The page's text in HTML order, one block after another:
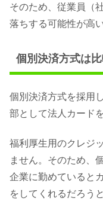
そのため、従業員（
落ちする可能性が高
個別決済方式は
個別決済方式を採用
部として法人カード
福利厚生用のクレジ
ません。そのため、
企業に勤めていると
をしてくれるだろう